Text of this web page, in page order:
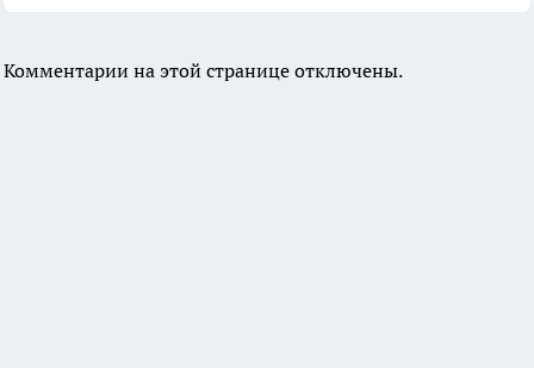
Комментарии на этой странице отключены.